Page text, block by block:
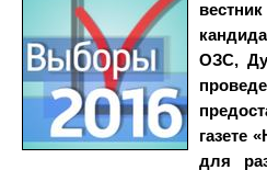
ОЗС,
газете
для